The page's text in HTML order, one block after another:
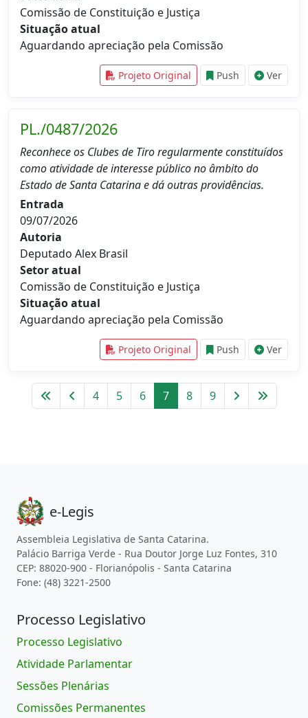
Comissão de Constituição e Justiça
Situação atual
Aguardando apreciação pela Comissão
Projeto Original Push Ver
PL./0487/2026
Reconhece os Clubes de Tiro regularmente constituídos
como atividade de interesse público no âmbito do
Estado de Santa Catarina e dá outras providências.
Entrada
09/07/2026
Autoria
Deputado Alex Brasil
Setor atual
Comissão de Constituição e Justiça
Situação atual
Aguardando apreciação pela Comissão
Projeto Original Push Ver
4 5 6 7 8 9
e-Legis
Assembleia Legislativa de Santa Catarina.
Palácio Barriga Verde - Rua Doutor Jorge Luz Fontes, 310
CEP: 88020-900 - Florianópolis - Santa Catarina
Fone: (48) 3221-2500
Processo Legislativo
Processo Legislativo
Atividade Parlamentar
Sessões Plenárias
Comissões Permanentes